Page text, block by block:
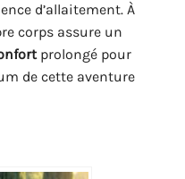
d’allaitement. À
corps assure un
prolongé pour
de cette aventure